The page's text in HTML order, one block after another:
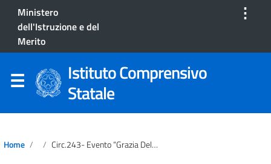
Ministero
dell'Istruzione e del
Merito
⋮
Istituto Comprensivo
Statale
Home Circ.243- Evento “Grazia Deledda In Esalettura” Presso Teatro Antica Valeria 24 Febbraio